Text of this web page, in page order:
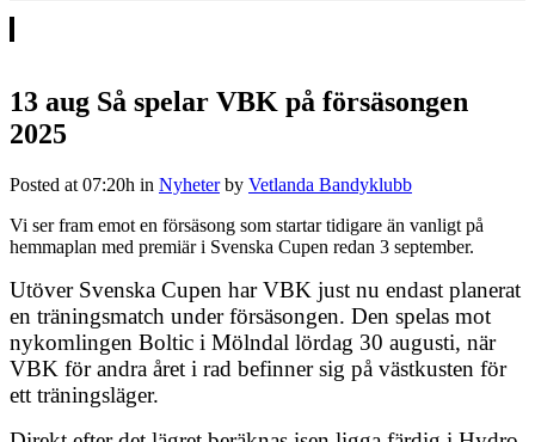
13 aug Så spelar VBK på försäsongen
2025
Posted at 07:20h in Nyheter by Vetlanda Bandyklubb
Vi ser fram emot en försäsong som startar tidigare än vanligt på
hemmaplan med premiär i Svenska Cupen redan 3 september.
Utöver Svenska Cupen har VBK just nu endast planerat
en träningsmatch under försäsongen. Den spelas mot
nykomlingen Boltic i Mölndal lördag 30 augusti, när
VBK för andra året i rad befinner sig på västkusten för
ett träningsläger.